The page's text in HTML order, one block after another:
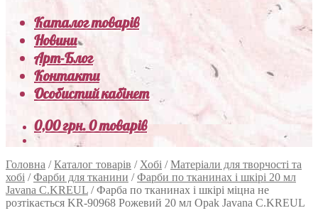
Каталог товарів
Новини
Арт-Блог
Контакти
Особистий кабінет
0,00грн.0 товарів
Головна /Каталог товарів / Хобі /Матеріали для творчості та
хобі /Фарби для тканини /Фарби по тканинах і шкірі 20 мл
Javana C.KREUL /Фарба по тканинах і шкірі міцна не
розтікається KR-90968 Рожевий 20 мл Opak Javana C.KREUL